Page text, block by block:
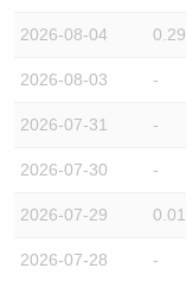
2026-08-04 0.29
2026-08-03 -
2026-07-31 -
2026-07-30 -
2026-07-29 0.01
2026-07-28 -